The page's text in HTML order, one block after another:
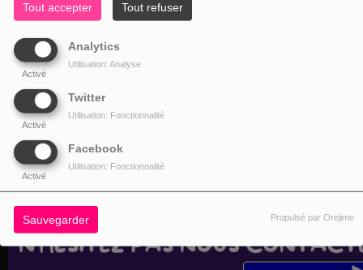
Tout accepter Tout refuser
Analytics
Activé
Utilisation: Analyse
Twitter
Activé
Utilisation: Fonctionnalité
Facebook
Activé
Utilisation: Fonctionnalité
Sauvegarder Propulsé par Orejime